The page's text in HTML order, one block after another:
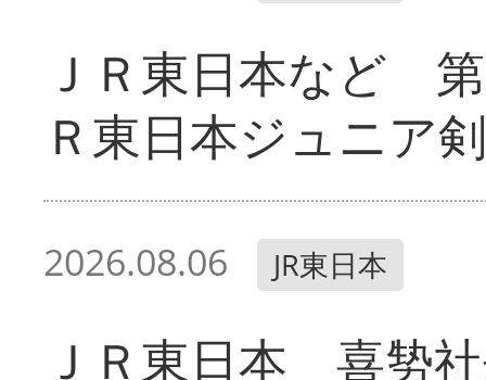
ＪＲ東日本など
Ｒ東日本ジュニア
2026.08.06 JR東日本
ＪＲ東日本 喜㔟